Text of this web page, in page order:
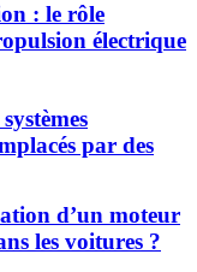
: le rôle
électrique
par des
d’un moteur
les voitures ?